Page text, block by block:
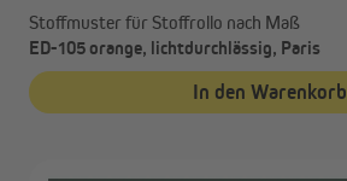
Stoffmuster für Stoffrollo nach Maß
ED-105 orange, lichtdurchlässig, Paris
In den Warenkorb